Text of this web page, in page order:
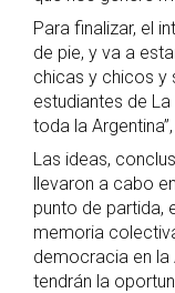
Para finalizar, el
de pie, y va a
chicas y chicos y
estudiantes de
toda la
Las ideas,
llevaron a cabo
punto de partida,
memoria
democracia en la
tendrán la